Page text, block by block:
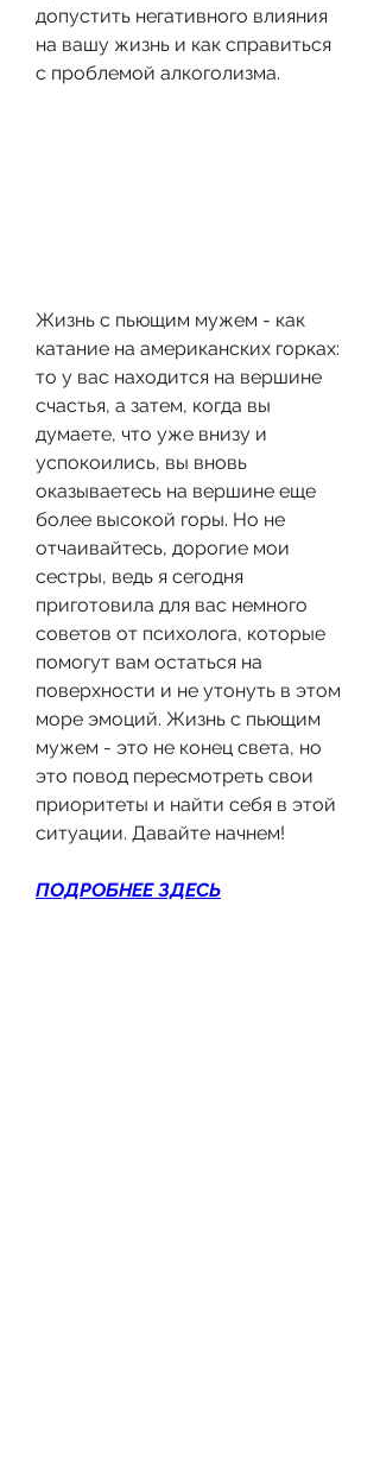
допустить негативного влияния
на вашу жизнь и как справиться
с проблемой алкоголизма.
Жизнь с пьющим мужем - как
катание на американских горках:
то у вас находится на вершине
счастья, а затем, когда вы
думаете, что уже внизу и
успокоились, вы вновь
оказываетесь на вершине еще
более высокой горы. Но не
отчаивайтесь, дорогие мои
сестры, ведь я сегодня
приготовила для вас немного
советов от психолога, которые
помогут вам остаться на
поверхности и не утонуть в этом
море эмоций. Жизнь с пьющим
мужем - это не конец света, но
это повод пересмотреть свои
приоритеты и найти себя в этой
ситуации. Давайте начнем!
ПОДРОБНЕЕ ЗДЕСЬ